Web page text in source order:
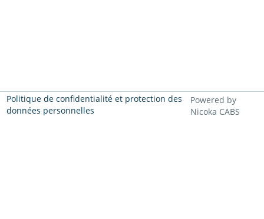
Politique de confidentialité et protection des
données personnelles
Powered by
Nicoka CABS